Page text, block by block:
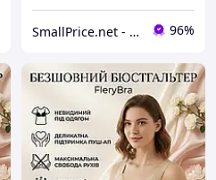
SmallPrice.net - магазин товаров для дома и аксессуаров 96%